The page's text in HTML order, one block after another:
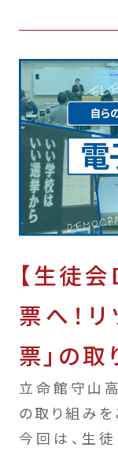
【生徒
票へ！
票」の取
立命館守山
の取り組みを
今回は、生